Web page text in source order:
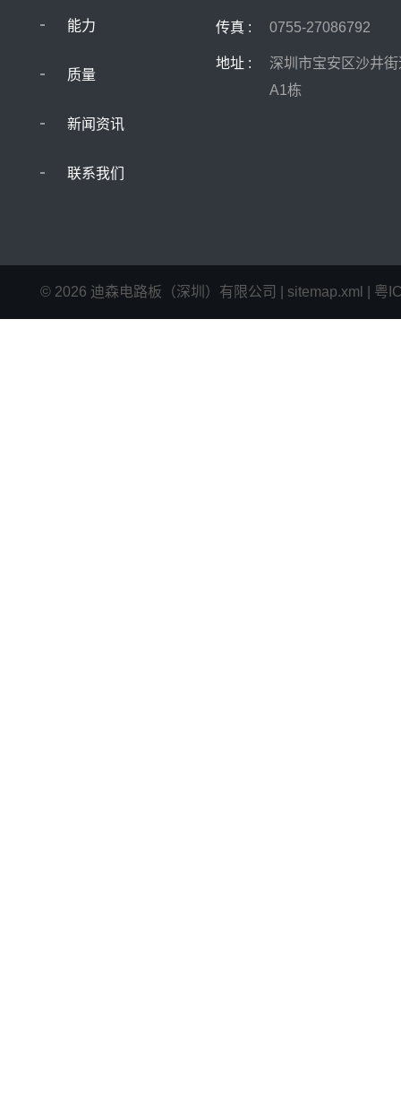
能力
质量
新闻资讯
联系我们
传真 : 0755-27086792
地址 :
深圳市宝安区沙井
A1栋
© 2026 迪森电路板（深圳）有限公司 sitemap.xml 粤